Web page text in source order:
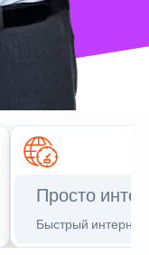
Просто
Быстрый интернет